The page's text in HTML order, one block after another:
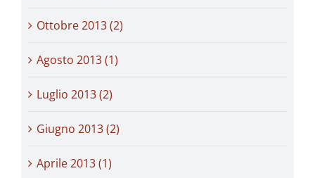
Ottobre 2013 (2)
Agosto 2013 (1)
Luglio 2013 (2)
Giugno 2013 (2)
Aprile 2013 (1)